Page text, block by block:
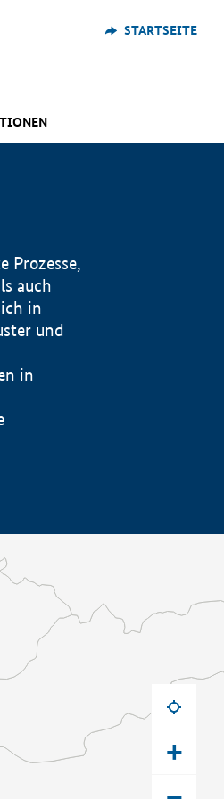
STARTSEITE
Prozesse,
auch
in
und
in
+